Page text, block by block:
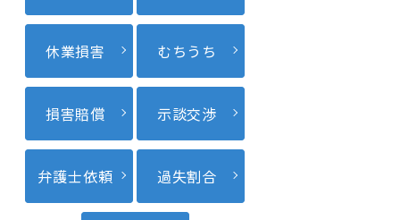
休業損害 むちうち
損害賠償 示談交渉
弁護士依頼 過失割合